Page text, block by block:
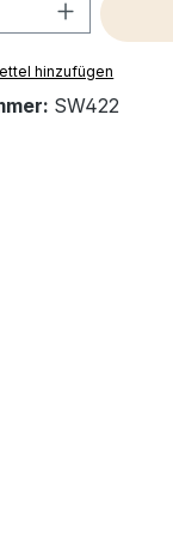
hinzufügen
SW422